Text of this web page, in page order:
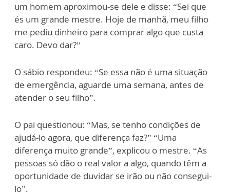
um homem aproximou-se dele e disse: “Sei que
és um grande mestre. Hoje de manhã, meu filho
me pediu dinheiro para comprar algo que custa
caro. Devo dar?”
O sábio respondeu: “Se essa não é uma situação
de emergência, aguarde uma semana, antes de
atender o seu filho”.
O pai questionou: “Mas, se tenho condições de
ajudá-lo agora, que diferença faz?” “Uma
diferença muito grande”, explicou o mestre. “As
pessoas só dão o real valor a algo, quando têm a
oportunidade de duvidar se irão ou não consegui-
lo”.